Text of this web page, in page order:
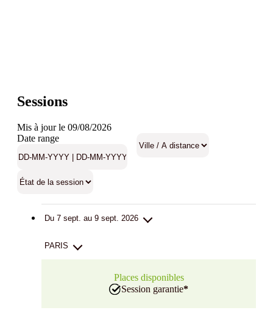
Sessions
Mis à jour le 09/08/2026
Date range
Du 7 sept. au 9 sept. 2026
PARIS
Places disponibles
Session garantie*